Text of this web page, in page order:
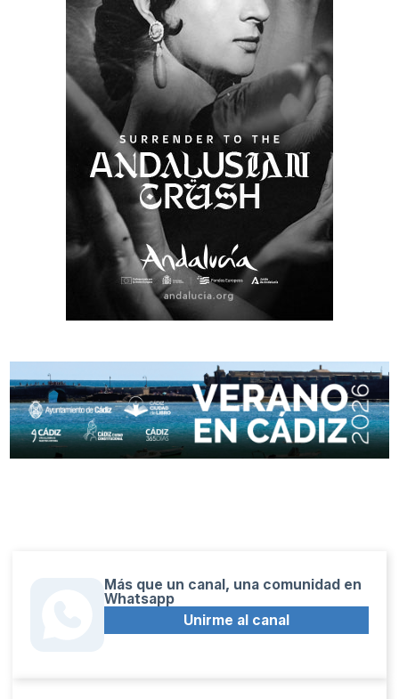
Más que un canal, una comunidad en
Whatsapp
Unirme al canal